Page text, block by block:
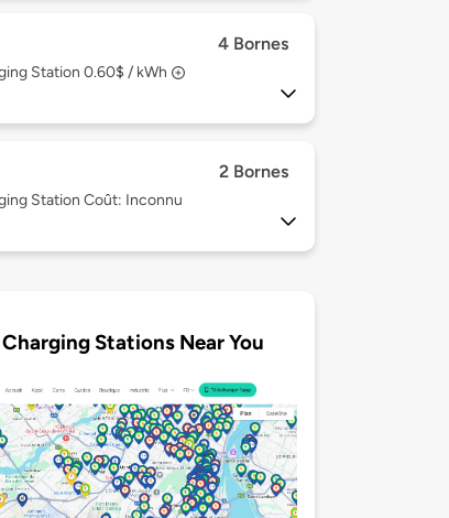
4 Bornes
Station 0.60$ / kWh
2 Bornes
Station Coût: Inconnu
Stations Near You